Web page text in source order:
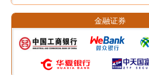
金融证券